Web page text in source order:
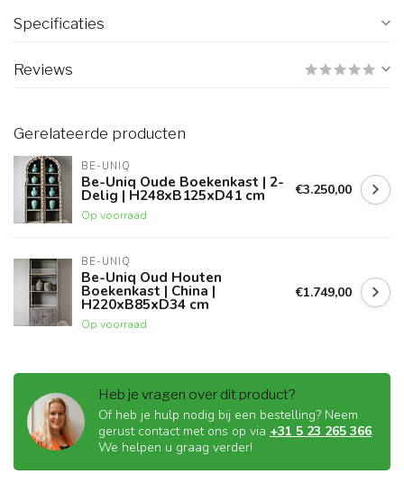
Specificaties
Reviews
Gerelateerde producten
BE-UNIQ
Be-Uniq Oude Boekenkast | 2-
Delig | H248xB125xD41 cm
Op voorraad
€3.250,00
BE-UNIQ
Be-Uniq Oud Houten
Boekenkast | China |
H220xB85xD34 cm
Op voorraad
€1.749,00
Heb je vragen over dit product?
Of heb je hulp nodig bij een bestelling? Neem
gerust contact met ons op via +31 5 23 265 366.
We helpen u graag verder!